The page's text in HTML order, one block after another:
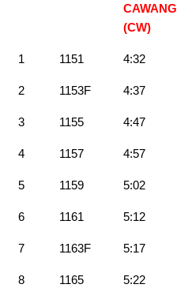
CAWANG
(CW)
1 1151 4:32
2 1153F 4:37
3 1155 4:47
4 1157 4:57
5 1159 5:02
6 1161 5:12
7 1163F 5:17
8 1165 5:22